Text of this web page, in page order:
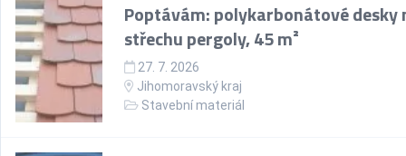
Poptávám: polykarbonátové desky
střechu pergoly, 45 m²
27. 7. 2026
Jihomoravský kraj
Stavební materiál